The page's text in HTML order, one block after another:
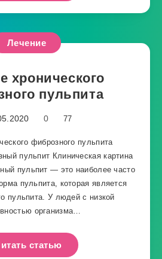
Лечение
хронического
пульпита
0 77
фиброзного пульпита
пульпит Клиническая картина
пульпит — это наиболее часто
пульпита, которая является
пульпита. У людей с низкой
организма…
статью